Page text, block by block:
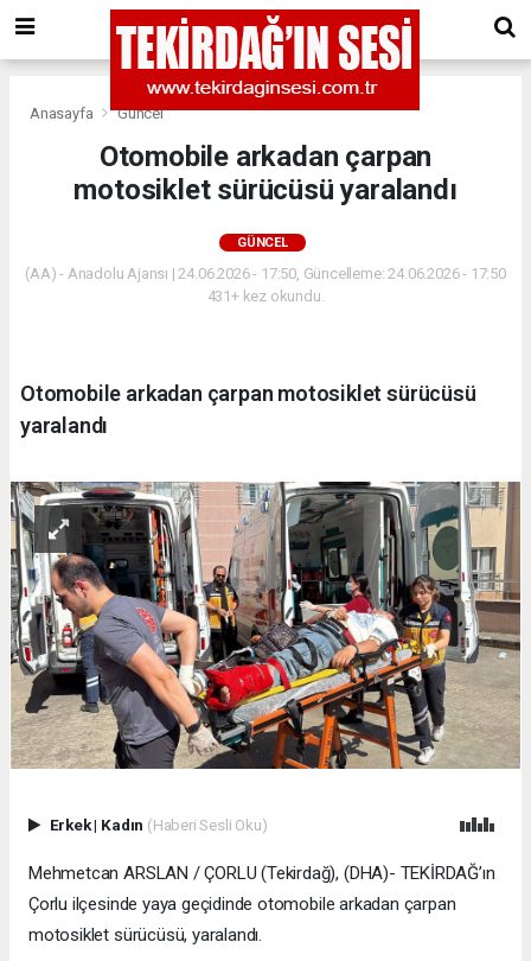
Anasayfa Güncel
Otomobile arkadan çarpan
motosiklet sürücüsü yaralandı
GÜNCEL
(AA) - Anadolu Ajansı | 24.06.2026 - 17:50, Güncelleme: 24.06.2026 - 17:50
431+ kez okundu.
Otomobile arkadan çarpan motosiklet sürücüsü
yaralandı
Erkek| Kadın (Haberi Sesli Oku)
Mehmetcan ARSLAN / ÇORLU (Tekirdağ), (DHA)- TEKİRDAĞ’ın
Çorlu ilçesinde yaya geçidinde otomobile arkadan çarpan
motosiklet sürücüsü, yaralandı.